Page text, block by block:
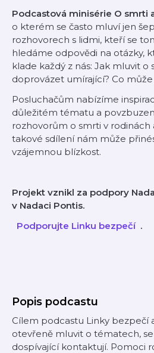
Podcastová minisérie O smrti
o kterém se často mluví jen
rozhovorech s lidmi, kteří se
hledáme odpovědi na otázky,
klade každý z nás: Jak mluvit o
doprovázet umírající? Co
Posluchačům nabízíme
důležitém tématu a
rozhovorům o smrti v rodinách
takové sdílení nám může
vzájemnou blízkost.
Projekt vznikl za podpory
v Nadaci Pontis.
Podporujte Linku bezpečí .
Popis podcastu
Cílem podcastu Linky bezpečí
otevřeně mluvit o tématech,
dospívající kontaktují. Pomoci